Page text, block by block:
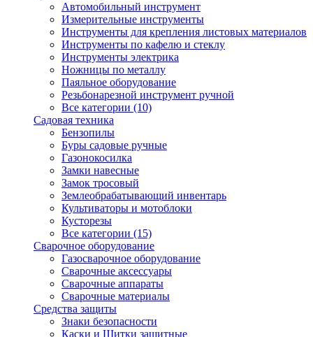
Автомобильный инструмент
Измерительные инструменты
Инструменты для крепления листовых материалов
Инструменты по кафелю и стеклу
Инструменты электрика
Ножницы по металлу
Паяльное оборудование
Резьбонарезной инструмент ручной
Все категории (10)
Садовая техника
Бензопилы
Буры садовые ручные
Газонокосилка
Замки навесные
Замок тросовый
Землеобрабатывающий инвентарь
Культиваторы и мотоблоки
Кусторезы
Все категории (15)
Сварочное оборудование
Газосварочное оборудование
Сварочные аксессуары
Сварочные аппараты
Сварочные материалы
Средства защиты
Знаки безопасности
Каски и Щитки защитные